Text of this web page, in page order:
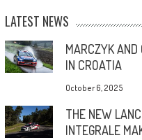
LATEST NEWS
MARCZYK AND
IN CROATIA
October 6, 2025
THE NEW
INTEGRALE